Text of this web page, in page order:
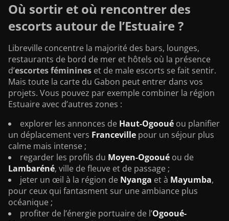
Où sortir et où rencontrer des
escorts autour de l’Estuaire ?
Libreville concentre la majorité des bars, lounges,
restaurants de bord de mer et hôtels où la présence
d’escortes féminines et de male escorts se fait sentir.
Mais toute la carte du Gabon peut entrer dans vos
projets. Vous pouvez par exemple combiner la région
Estuaire avec d’autres zones :
explorer les annonces de Haut-Ogooué ou planifier
un déplacement vers Franceville pour un séjour plus
calme mais intense ;
regarder les profils du Moyen-Ogooué ou de
Lambaréné, ville de fleuve et de passage ;
jeter un œil à la région de Nyanga et à Mayumba,
pour ceux qui fantasment sur une ambiance plus
océanique ;
profiter de l’énergie portuaire de l’Ogooué-